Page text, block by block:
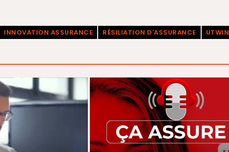
INNOVATION ASSURANCE RÉSILIATION D'ASSURANCE UTWIN